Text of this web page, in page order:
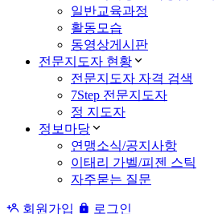
일반교육과정
활동모습
동영상게시판
전문지도자 현황
전문지도자 자격 검색
7Step 전문지도자
정 지도자
정보마당
연맹소식/공지사항
이태리 가벨/피젠 스틱
자주묻는 질문
회원가입 로그인